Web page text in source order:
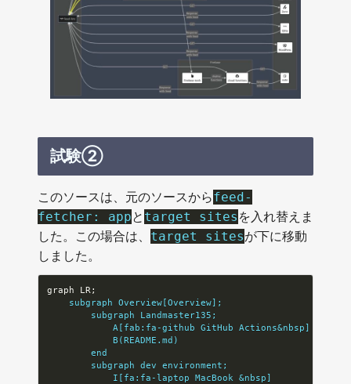
試験②
このソースは、元のソースからfeed-
fetcher: appと target sites を入れ替えま
した。この場合は、 target sitesが下に移動
しました。
    subgraph Overview[Overview];
        subgraph Landmaster135;
            A[fab:fa-github GitHub Actions&nbsp]
            B(README.md)
        end
        subgraph dev environment;
            I[fa:fa-laptop MacBook &nbsp]